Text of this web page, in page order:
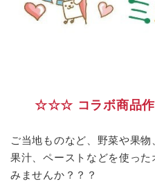
☆☆☆ コラボ商品
ご当地ものなど、野菜や果
果汁、ペーストなどを使っ
みませんか？？？